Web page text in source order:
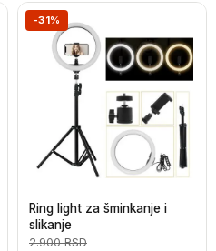
-31%
Ring light za šminkanje i
slikanje
2.900RSD